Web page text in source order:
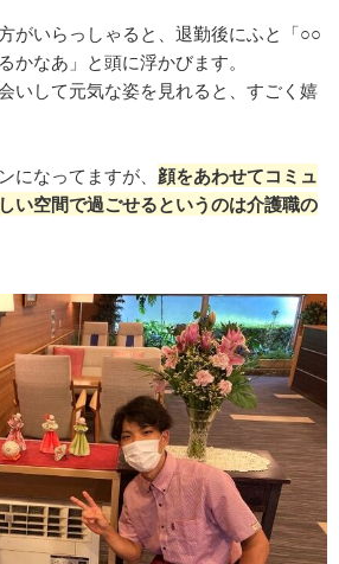
がいらっしゃると、退勤後にふと「○○
かなあ」と頭に浮かびます。
いして元気な姿を見れると、すごく嬉
になってますが、 顔をあわせてコミュ
い空間で過ごせるというのは介護職の